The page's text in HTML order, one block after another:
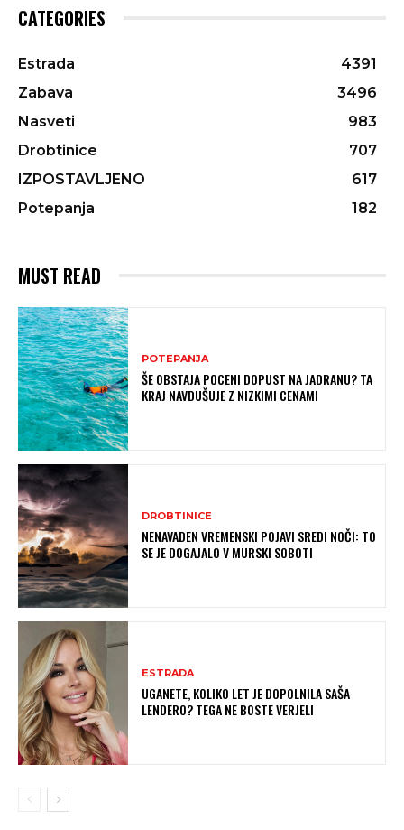
CATEGORIES
Estrada
4391
Zabava
3496
Nasveti
983
Drobtinice
707
IZPOSTAVLJENO
617
Potepanja
182
MUST READ
POTEPANJA
ŠE OBSTAJA POCENI DOPUST NA JADRANU? TA
KRAJ NAVDUŠUJE Z NIZKIMI CENAMI
DROBTINICE
NENAVADEN VREMENSKI POJAVI SREDI NOČI: TO
SE JE DOGAJALO V MURSKI SOBOTI
ESTRADA
UGANETE, KOLIKO LET JE DOPOLNILA SAŠA
LENDERO? TEGA NE BOSTE VERJELI